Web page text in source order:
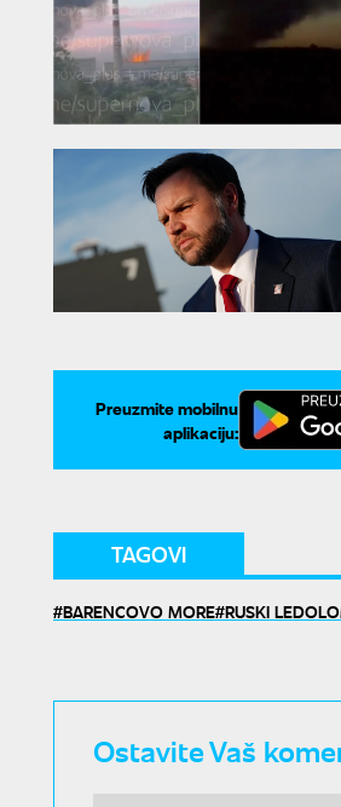
Preuzmite mobilnu
aplikaciju:
TAGOVI
BARENCOVO MORE RUSKI
Ostavite Vaš